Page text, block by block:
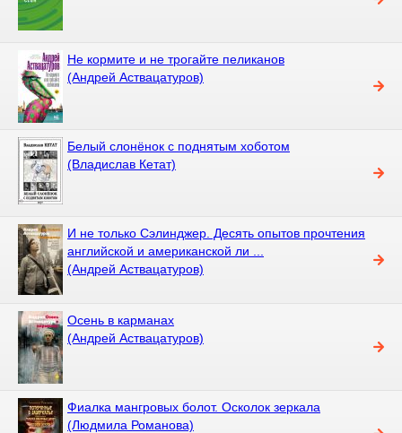
Не кормите и не трогайте пеликанов
(Андрей Аствацатуров)
Белый слонёнок с поднятым хоботом
(Владислав Кетат)
И не только Сэлинджер. Десять опытов прочтения
английской и американской ли ...
(Андрей Аствацатуров)
Осень в карманах
(Андрей Аствацатуров)
Фиалка мангровых болот. Осколок зеркала
(Людмила Романова)